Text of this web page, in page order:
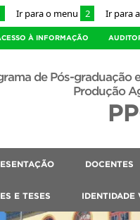
Ir para o menu 2 Ir para
À INFORMAÇÃO
de Pós-graduação
Produção
DOCENTES
E TESES IDENTIDADE